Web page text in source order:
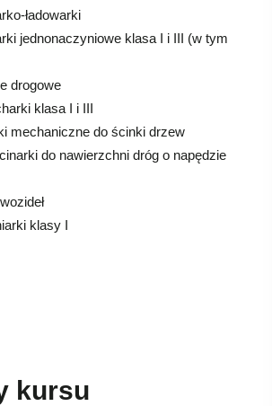
ładowarki
jednonaczyniowe klasa I i III (w tym
drogowe
klasa I i III
mechaniczne do ścinki drzew
do nawierzchni dróg o napędzie
klasy I
kursu